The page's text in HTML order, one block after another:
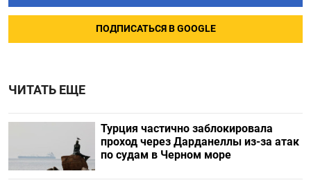
ПОДПИСАТЬСЯ В GOOGLE
ЧИТАТЬ ЕЩЕ
Турция частично заблокировала
проход через Дарданеллы из-за атак
по судам в Черном море